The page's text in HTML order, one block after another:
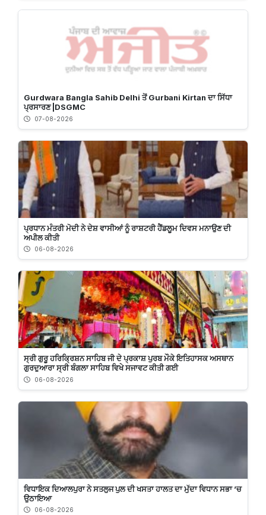
Gurdwara Bangla Sahib Delhi ਤੋਂ Gurbani Kirtan ਦਾ ਸਿੱਧਾ
ਪ੍ਰਸਾਰਣ |DSGMC
07-08-2026
ਪ੍ਰਧਾਨ ਮੰਤਰੀ ਮੋਦੀ ਨੇ ਦੇਸ਼ ਵਾਸੀਆਂ ਨੂੰ ਰਾਸ਼ਟਰੀ ਹੈਂਡਲੂਮ ਦਿਵਸ ਮਨਾਉਣ ਦੀ
ਅਪੀਲ ਕੀਤੀ
06-08-2026
ਸ੍ਰੀ ਗੁਰੂ ਹਰਿਕ੍ਰਿਸ਼ਨ ਸਾਹਿਬ ਜੀ ਦੇ ਪ੍ਰਕਾਸ਼ ਪੁਰਬ ਮੌਕੇ ਇਤਿਹਾਸਕ ਅਸਥਾਨ
ਗੁਰਦੁਆਰਾ ਸ੍ਰੀ ਬੰਗਲਾ ਸਾਹਿਬ ਵਿਖੇ ਸਜਾਵਟ ਕੀਤੀ ਗਈ
06-08-2026
ਵਿਧਾਇਕ ਦਿਆਲਪੁਰਾ ਨੇ ਸਤਲੁਜ ਪੁਲ ਦੀ ਖਸਤਾ ਹਾਲਤ ਦਾ ਮੁੱਦਾ ਵਿਧਾਨ ਸਭਾ ’ਚ
ਉਠਾਇਆ
06-08-2026